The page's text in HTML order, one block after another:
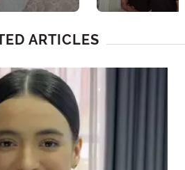
Elegan Serba Hitam
ARTICLES